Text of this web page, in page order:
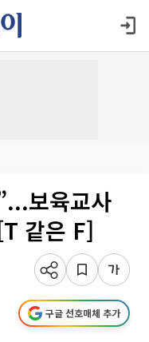
보육교사
같은 F]
구글 선호매체 추가